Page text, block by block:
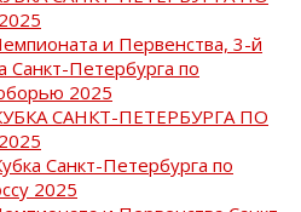
и Первенства, 3-й
Санкт-Петербурга по
2025
САНКТ-ПЕТЕРБУРГА ПО
Санкт-Петербурга по
2025